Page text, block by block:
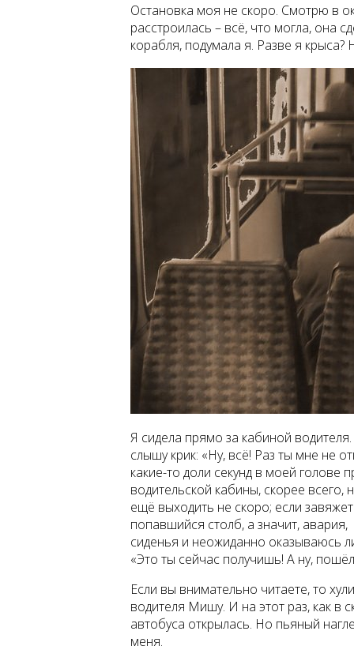
Остановка моя не скоро. Смотрю в
расстроилась – всё, что могла, она
корабля, подумала я. Разве я
Я сидела прямо за кабиной
слышу крик: «Ну, всё! Раз ты мне не
какие-то доли секунд в моей голове
водительской кабины, скорее всего,
ещё выходить не скоро; если
попавшийся столб, а значит, авария,
сиденья и неожиданно оказываюсь
«Это ты сейчас получишь! А ну,
Если вы внимательно читаете, то
водителя Мишу. И на этот раз, как в
автобуса открылась. Но пьяный
меня.